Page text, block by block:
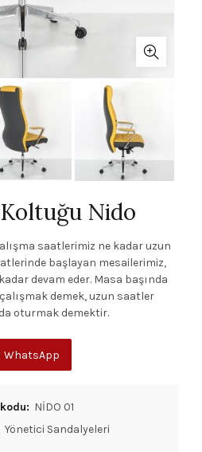
Nido
saatlerimiz ne kadar uzun
başlayan mesailerimiz,
devam eder. Masa başında
demek, uzun saatler
oturmak demektir.
WhatsApp
NİDO 01
Yönetici Sandalyeleri